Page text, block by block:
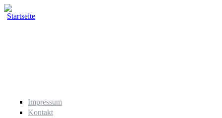
Direkt zum Inhalt
Impressum
Kontakt